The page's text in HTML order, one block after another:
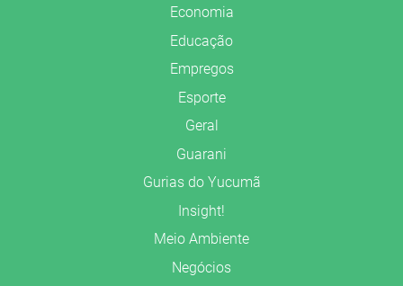
Economia
Educação
Empregos
Esporte
Geral
Guarani
Gurias do Yucumã
Insight!
Meio Ambiente
Negócios